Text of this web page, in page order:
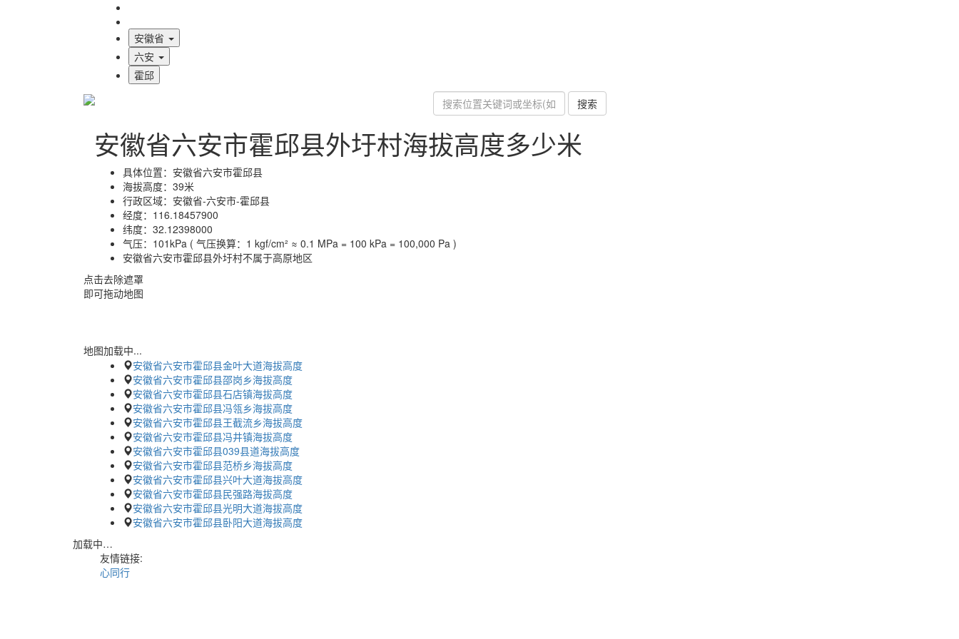
安徽省
六安
霍邱
搜索
安徽省六安市霍邱县外圩村海拔高度多少米
具体位置： 安徽省六安市霍邱县
海拔高度： 39米
行政区域： 安徽省-六安市-霍邱县
经度： 116.18457900
纬度： 32.12398000
气压： 101kPa ( 气压换算：1 kgf/cm² ≈ 0.1 MPa = 100 kPa = 100,000 Pa )
安徽省六安市霍邱县外圩村不属于高原地区
点击去除遮罩
即可拖动地图
地图加载中...
安徽省六安市霍邱县金叶大道海拔高度
安徽省六安市霍邱县邵岗乡海拔高度
安徽省六安市霍邱县石店镇海拔高度
安徽省六安市霍邱县冯瓴乡海拔高度
安徽省六安市霍邱县王截流乡海拔高度
安徽省六安市霍邱县冯井镇海拔高度
安徽省六安市霍邱县039县道海拔高度
安徽省六安市霍邱县范桥乡海拔高度
安徽省六安市霍邱县兴叶大道海拔高度
安徽省六安市霍邱县民强路海拔高度
安徽省六安市霍邱县光明大道海拔高度
安徽省六安市霍邱县卧阳大道海拔高度
加载中…
友情链接:
心同行